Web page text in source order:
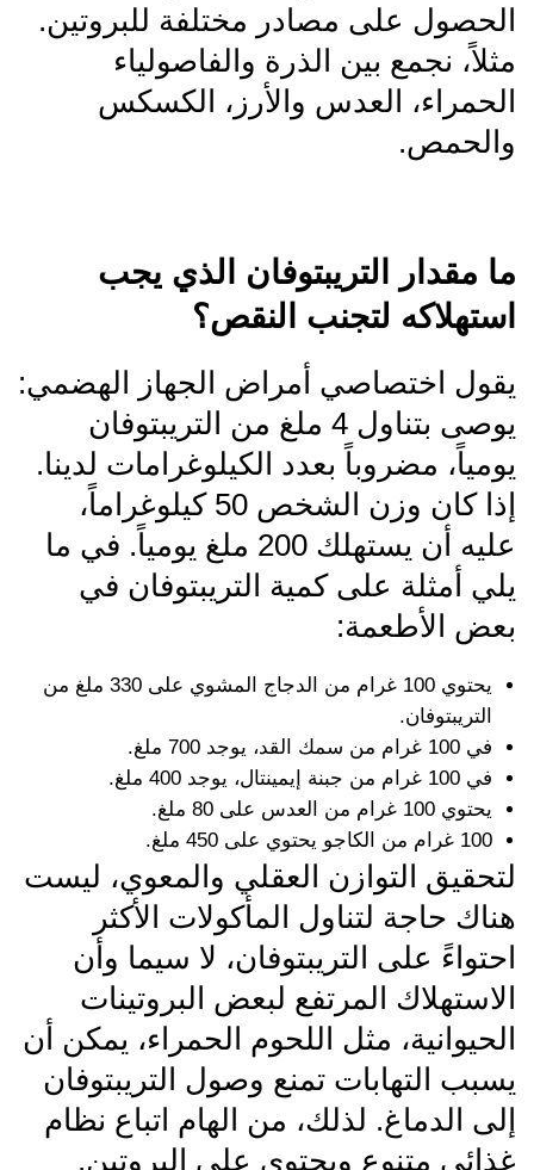
الحصول على مصادر مختلفة للبروتين.
مثلاً، نجمع بين الذرة والفاصولياء
الحمراء، العدس والأرز، الكسكس
والحمص.
ما مقدار التريبتوفان الذي يجب
استهلاكه لتجنب النقص؟
يقول اختصاصي أمراض الجهاز الهضمي:
يوصى بتناول 4 ملغ من التريبتوفان
يومياً، مضروباً بعدد الكيلوغرامات لدينا.
إذا كان وزن الشخص 50 كيلوغراماً،
عليه أن يستهلك 200 ملغ يومياً. في ما
يلي أمثلة على كمية التريبتوفان في
بعض الأطعمة:
يحتوي 100 غرام من الدجاج المشوي على 330 ملغ من
التريبتوفان.
في 100 غرام من سمك القد، يوجد 700 ملغ.
في 100 غرام من جبنة إيمينتال، يوجد 400 ملغ.
يحتوي 100 غرام من العدس على 80 ملغ.
100 غرام من الكاجو يحتوي على 450 ملغ.
لتحقيق التوازن العقلي والمعوي، ليست
هناك حاجة لتناول المأكولات الأكثر
احتواءً على التريبتوفان، لا سيما وأن
الاستهلاك المرتفع لبعض البروتينات
الحيوانية، مثل اللحوم الحمراء، يمكن أن
يسبب التهابات تمنع وصول التريبتوفان
إلى الدماغ. لذلك، من الهام اتباع نظام
غذائي متنوع ويحتوي على البروتين.